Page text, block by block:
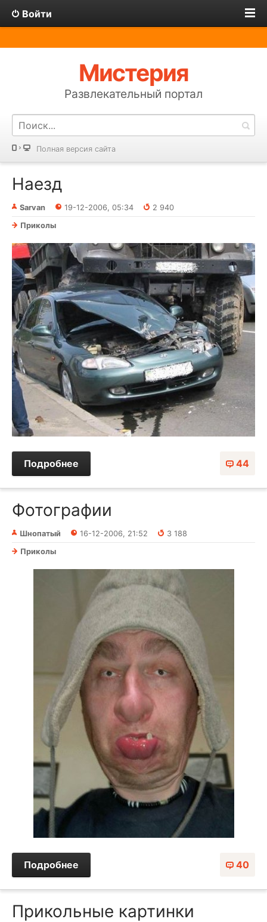
Войти
Мистерия
Развлекательный портал
Полная версия сайта
Наезд
Sarvan 19-12-2006, 05:34
2 940
Приколы
44
Подробнее
Фотографии
Шнопатый 16-12-2006, 21:52
3 188
Приколы
40
Подробнее
Прикольные картинки